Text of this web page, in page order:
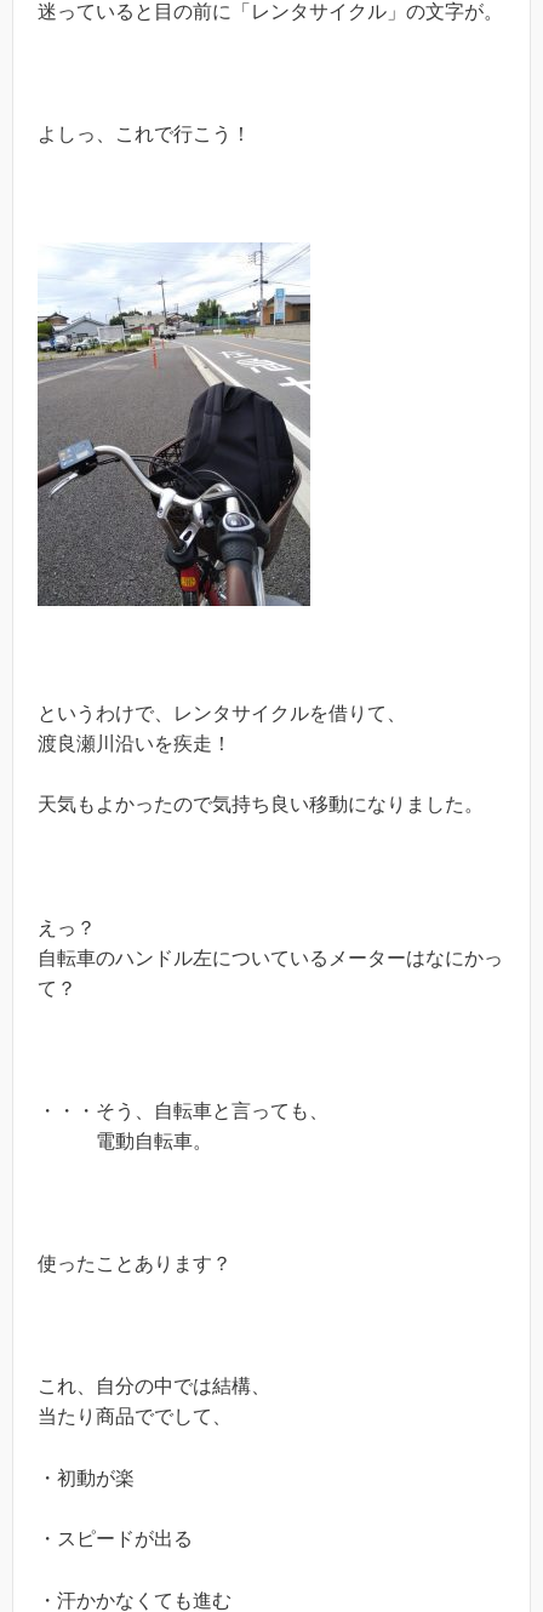
迷っていると目の前に「レンタサイクル」の文字が。
よしっ、これで行こう！
というわけで、レンタサイクルを借りて、
渡良瀬川沿いを疾走！
天気もよかったので気持ち良い移動になりました。
えっ？
自転車のハンドル左についているメーターはなにかっ
て？
・・・そう、自転車と言っても、
電動自転車。
使ったことあります？
これ、自分の中では結構、
当たり商品ででして、
・初動が楽
・スピードが出る
・汗かかなくても進む